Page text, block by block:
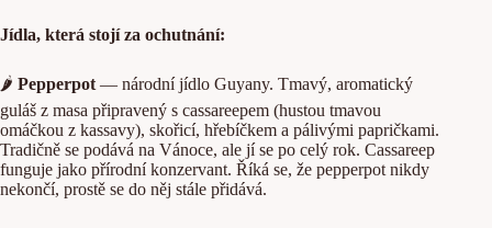
Jídla, která stojí za ochutnání:
🌶️ Pepperpot — národní jídlo Guyany. Tmavý, aromatický
guláš z masa připravený s cassareepem (hustou tmavou
omáčkou z kassavy), skořicí, hřebíčkem a pálivými papričkami.
Tradičně se podává na Vánoce, ale jí se po celý rok. Cassareep
funguje jako přírodní konzervant. Říká se, že pepperpot nikdy
nekončí, prostě se do něj stále přidává.